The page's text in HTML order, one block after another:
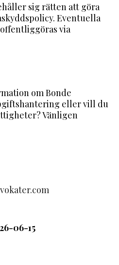
sig rätten att göra
Eventuella
via
om Bonde
eller vill du
Vänligen
06-15